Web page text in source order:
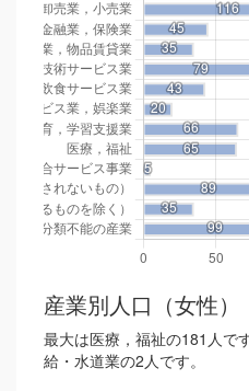
産業別人口（女性）
最大は医療，福祉の181人で
給・水道業の2人です。